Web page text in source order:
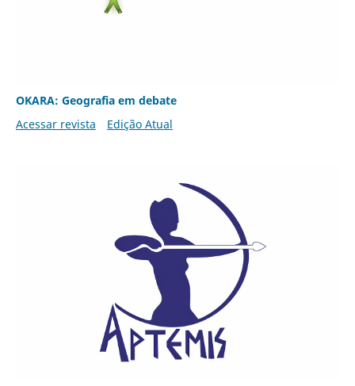
OKARA: Geografia em debate
Acessar revista
Edição Atual